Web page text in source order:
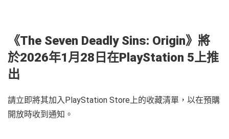
《The Seven Deadly Sins: Origin》將
於2026年1月28日在PlayStation 5上推
出
請立即將其加入PlayStation Store上的收藏清單，以在預購
開放時收到通知。